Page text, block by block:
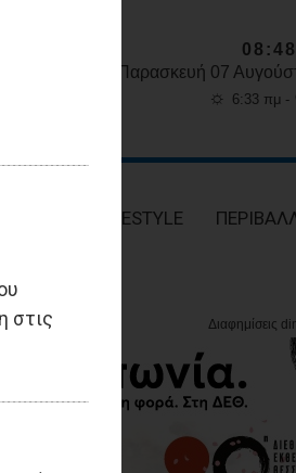
στις
Παρασκευή 07
☼ 6:33 πμ -
LIFESTYLE